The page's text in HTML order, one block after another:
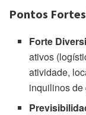
Pontos
Forte
ativos
atividade,
inquilinos de